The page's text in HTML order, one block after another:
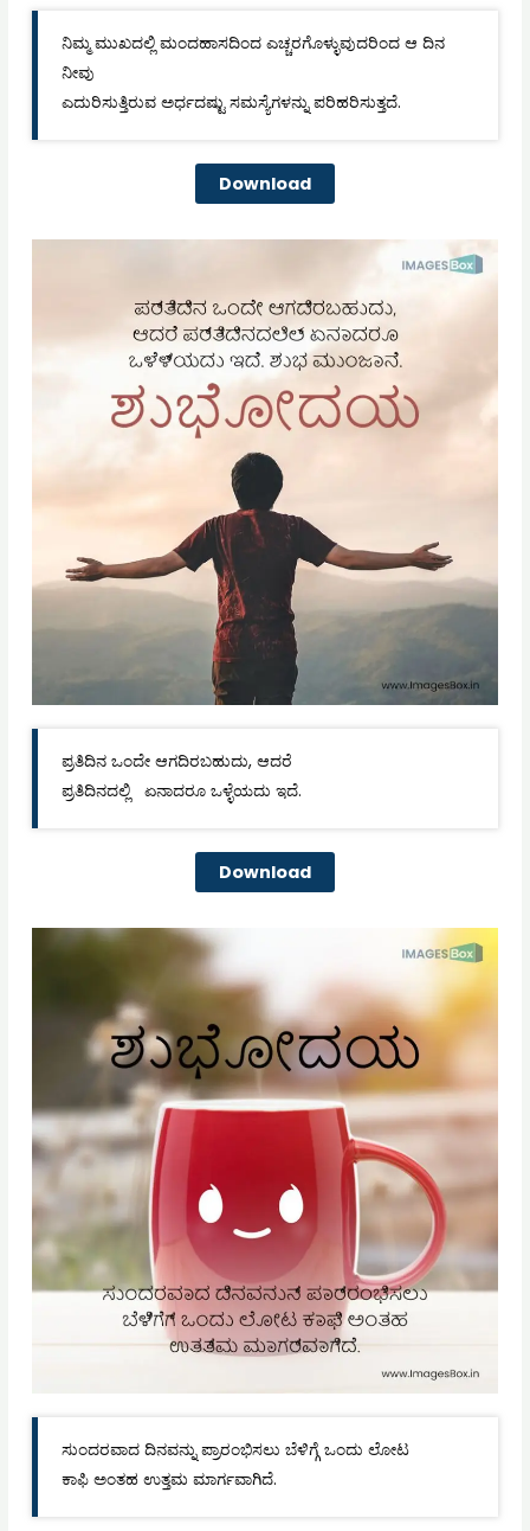
ನಿಮ್ಮ ಮುಖದಲ್ಲಿ ಮಂದಹಾಸದಿಂದ ಎಚ್ಚರಗೊಳ್ಳುವುದರಿಂದ ಆ ದಿನ
ನೀವು
ಎದುರಿಸುತ್ತಿರುವ ಅರ್ಧದಷ್ಟು ಸಮಸ್ಯೆಗಳನ್ನು ಪರಿಹರಿಸುತ್ತದೆ.
Download
ಪ್ರತಿದಿನ ಒಂದೇ ಆಗದಿರಬಹುದು, ಆದರೆ
ಪ್ರತಿದಿನದಲ್ಲಿ ಏನಾದರೂ ಒಳ್ಳೆಯದು ಇದೆ.
Download
ಸುಂದರವಾದ ದಿನವನ್ನು ಪ್ರಾರಂಭಿಸಲು ಬೆಳಿಗ್ಗೆ ಒಂದು ಲೋಟ
ಕಾಫಿ ಅಂತಹ ಉತ್ತಮ ಮಾರ್ಗವಾಗಿದೆ.